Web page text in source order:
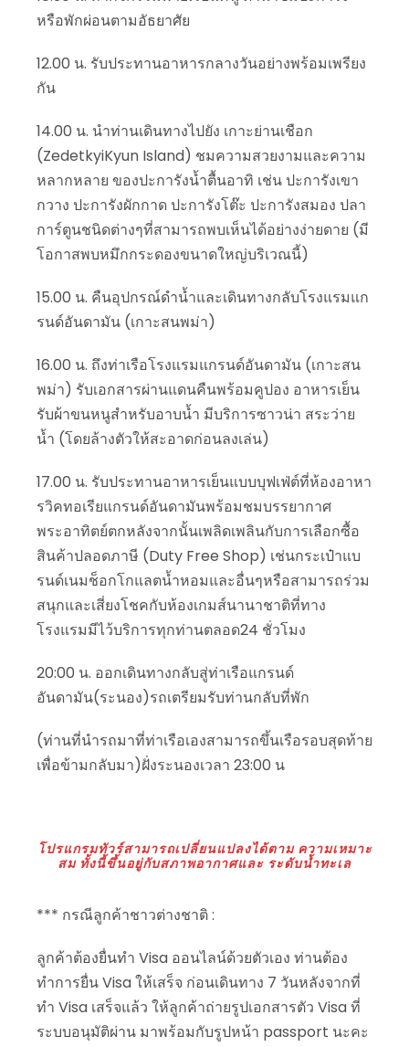
หรือพักผ่อนตามอัธยาศัย
12.00 น. รับประทานอาหารกลางวันอย่างพร้อมเพรียง
กัน
14.00 น. นำท่านเดินทางไปยัง เกาะย่านเชือก
(ZedetkyiKyun Island) ชมความสวยงามและความ
หลากหลาย ของปะการังน้ำตื้นอาทิ เช่น ปะการังเขา
กวาง ปะการังผักกาด ปะการังโต๊ะ ปะการังสมอง ปลา
การ์ตูนชนิดต่างๆที่สามารถพบเห็นได้อย่างง่ายดาย (มี
โอกาสพบหมึกกระดองขนาดใหญ่บริเวณนี้)
15.00 น. คืนอุปกรณ์ดำน้ำและเดินทางกลับโรงแรมแก
รนด์อันดามัน (เกาะสนพม่า)
16.00 น. ถึงท่าเรือโรงแรมแกรนด์อันดามัน (เกาะสน
พม่า) รับเอกสารผ่านแดนคืนพร้อมคูปอง อาหารเย็น
รับผ้าขนหนูสำหรับอาบน้ำ มีบริการซาวน่า สระว่าย
น้ำ (โดยล้างตัวให้สะอาดก่อนลงเล่น)
17.00 น. รับประทานอาหารเย็นแบบบุฟเฟ่ต์ที่ห้องอาหา
รวิคทอเรียแกรนด์อันดามันพร้อมชมบรรยากาศ
พระอาทิตย์ตกหลังจากนั้นเพลิดเพลินกับการเลือกซื้อ
สินค้าปลอดภาษี (Duty Free Shop) เช่นกระเป๋าแบ
รนด์เนมช็อกโกแลตน้ำหอมและอื่นๆหรือสามารถร่วม
สนุกและเสี่ยงโชคกับห้องเกมส์นานาชาติที่ทาง
โรงแรมมีไว้บริการทุกท่านตลอด24 ชั่วโมง
20:00 น. ออกเดินทางกลับสู่ท่าเรือแกรนด์
อันดามัน(ระนอง)รถเตรียมรับท่านกลับที่พัก
(ท่านที่นำรถมาที่ท่าเรือเองสามารถขึ้นเรือรอบสุดท้าย
เพื่อข้ามกลับมา)ฝั่งระนองเวลา 23:00 น
โปรแกรมทัวร์สามารถเปลี่ยนแปลงได้ตาม ความเหมาะ
สม ทั้งนี้ขึ้นอยู่กับสภาพอากาศและ ระดับน้ำทะเล
*** กรณีลูกค้าชาวต่างชาติ :
ลูกค้าต้องยื่นทำ Visa ออนไลน์ด้วยตัวเอง ท่านต้อง
ทำการยื่น Visa ให้เสร็จ ก่อนเดินทาง 7 วันหลังจากที่
ทำ Visa เสร็จแล้ว ให้ลูกค้าถ่ายรูปเอกสารตัว Visa ที่
ระบบอนุมัติผ่าน มาพร้อมกับรูปหน้า passport นะคะ